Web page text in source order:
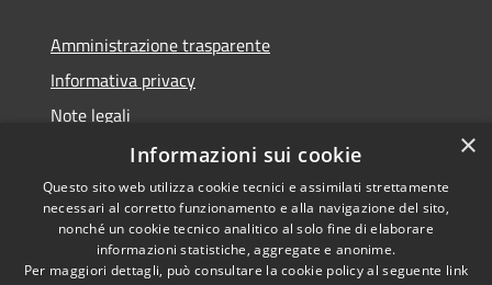
Amministrazione trasparente
Informativa privacy
Note legali
Dichiarazione di accessibilità
RSS
Copyright © 2026 • Comune di
×
Informazioni sui cookie
Questo sito web utilizza cookie tecnici e assimilati strettamente
necessari al corretto funzionamento e alla navigazione del sito,
nonché un cookie tecnico analitico al solo fine di elaborare
informazioni statistiche, aggregate e anonime.
Per maggiori dettagli, può consultare la cookie policy al seguente link